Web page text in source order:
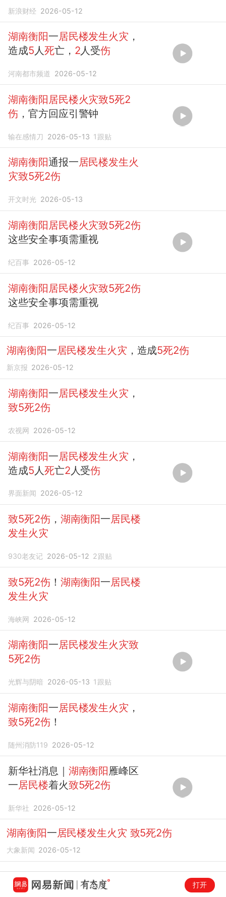
新浪财经 2026-05-12
湖南衡阳一居民楼发生火灾 ，
造成5人死亡， 2人受伤
河南都市频道 2026-05-12
湖南衡阳居民楼火灾致5死2
伤 ，官方回应引警钟
输在感情刀 2026-05-13 1 跟贴
湖南衡阳通报一居民楼发生火
灾致5死2伤
开文时光 2026-05-13
湖南衡阳居民楼火灾致5死2伤
这些安全事项需重视
纪百事 2026-05-12
湖南衡阳居民楼火灾致5死2伤
这些安全事项需重视
纪百事 2026-05-12
湖南衡阳一居民楼发生火灾 ，造成5死2伤
新京报 2026-05-12
湖南衡阳一居民楼发生火灾 ，
致5死2伤
农视网 2026-05-12
湖南衡阳一居民楼发生火灾 ，
造成5 人死亡2 人受伤
界面新闻 2026-05-12
致5死2伤， 湖南衡阳一居民楼
发生火灾
930老友记 2026-05-12 2跟贴
致5死2伤！ 湖南衡阳一居民楼
发生火灾
海峡网 2026-05-12
湖南衡阳一居民楼发生火灾致
5死2伤
光辉与阴暗 2026-05-13 1 跟贴
湖南衡阳一居民楼发生火灾 ，
致5死2伤！
随州消防119 2026-05-12
新华社消息｜ 湖南衡阳雁峰区
一居民楼着火致5死2伤
新华社 2026-05-12
湖南衡阳一居民楼发生火灾 致5死2伤
大象新闻 2026-05-12
打开